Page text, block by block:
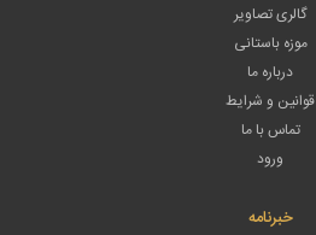
گالری تصاویر
موزه باستانی
درباره ما
قوانین و شرایط
تماس با ما
ورود
خبرنامه